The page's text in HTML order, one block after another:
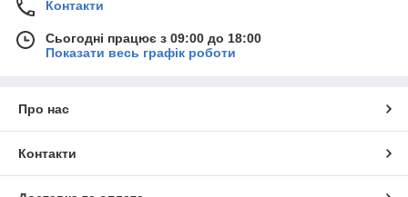
Контакти
Сьогодні працює з 09:00 до 18:00
Показати весь графік роботи
Про нас
Контакти